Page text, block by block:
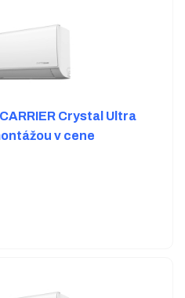
Crystal Ultra
v cene